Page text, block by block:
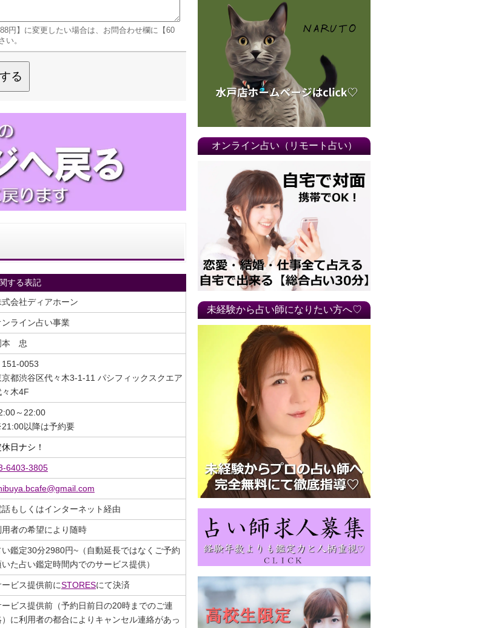
円】に変更したい場合は、お問合わせ欄に【60
い。
る
する表記
式会社ディアホーン
ンライン占い事業
本 忠
151-0053
京都渋谷区代々木3-1-11 パシフィックスクエア
々木4F
～22:00
以降は予約要
休日ナシ！
6403-3805
話もしくはインターネット経由
用者の希望により随時
い鑑定30分2980円~（自動延長ではなくご予約
いた占い鑑定時間内でのサービス提供）
ービス提供前にSTORESにて決済
ービス提供前（予約日前日の20時までのご連
）に利用者の都合によりキャンセル連絡があっ
オンライン占い（リモート占い）
未経験から占い師になりたい方へ♡